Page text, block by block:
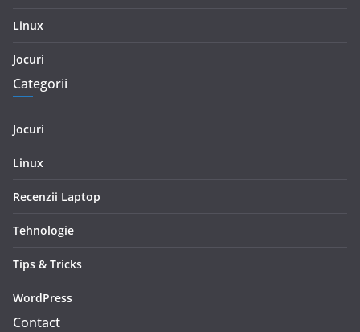
Linux
Jocuri
Categorii
Jocuri
Linux
Recenzii Laptop
Tehnologie
Tips & Tricks
WordPress
Contact